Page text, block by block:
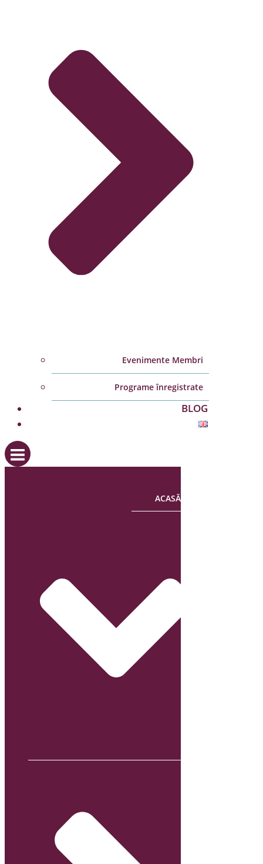
Evenimente Membri
Programe înregistrate
BLOG
ACASĂ